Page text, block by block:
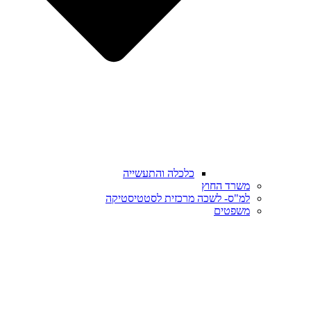
כלכלה והתעשייה
משרד החוץ
למ"ס- לשכה מרכזית לסטטיסטיקה
משפטים